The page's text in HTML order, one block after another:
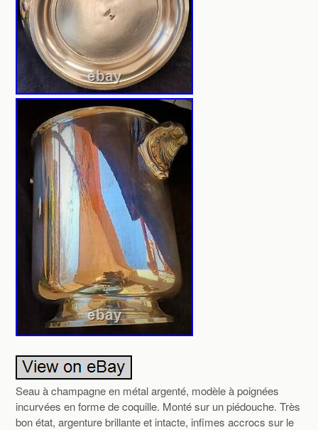
Seau à champagne en métal argenté, modèle à poignées
incurvées en forme de coquille. Monté sur un piédouche. Très
bon état, argenture brillante et intacte, infimes accrocs sur le